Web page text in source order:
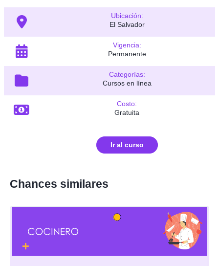
Ubicación:
El Salvador
Vigencia:
Permanente
Categorías:
Cursos en línea
Costo:
Gratuita
Ir al curso
Chances similares